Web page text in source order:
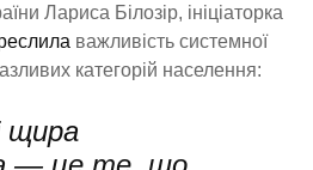
Лариса Білозір, ініціаторка
важливість системної
категорій населення:
щира